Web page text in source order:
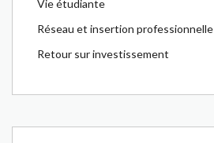
Vie étudiante
Réseau et insertion professionnelle
Retour sur investissement